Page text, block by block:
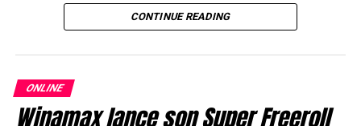
De la grogne aussi sur les pages Facebook des rooms (fin)
Présentation et bonus de FullTiltPoker.fr
personne sur sa faim : les Mystery KO, les frénétiques
mixtes comme le HORSE.
Avec un calendrier chargé en action, les Winamax Islands
s’imposent désormais comme un rendez-vous estival
CONTINUE READING
ONLINE
Winamax lance son Super Freeroll